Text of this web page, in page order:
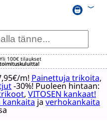
﹀
Yli 100€ tilaukset
toimituskuluitta!
m! Painettuja trikoita,
-30%! Puoleen hintaan:
, VITOSEN kankaat!
kankaitajaverhokankaita